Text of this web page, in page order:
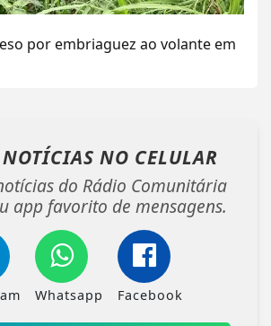
por embriaguez ao volante em
NO CELULAR
do Rádio Comunitária
app favorito de mensagens.
Whatsapp Facebook